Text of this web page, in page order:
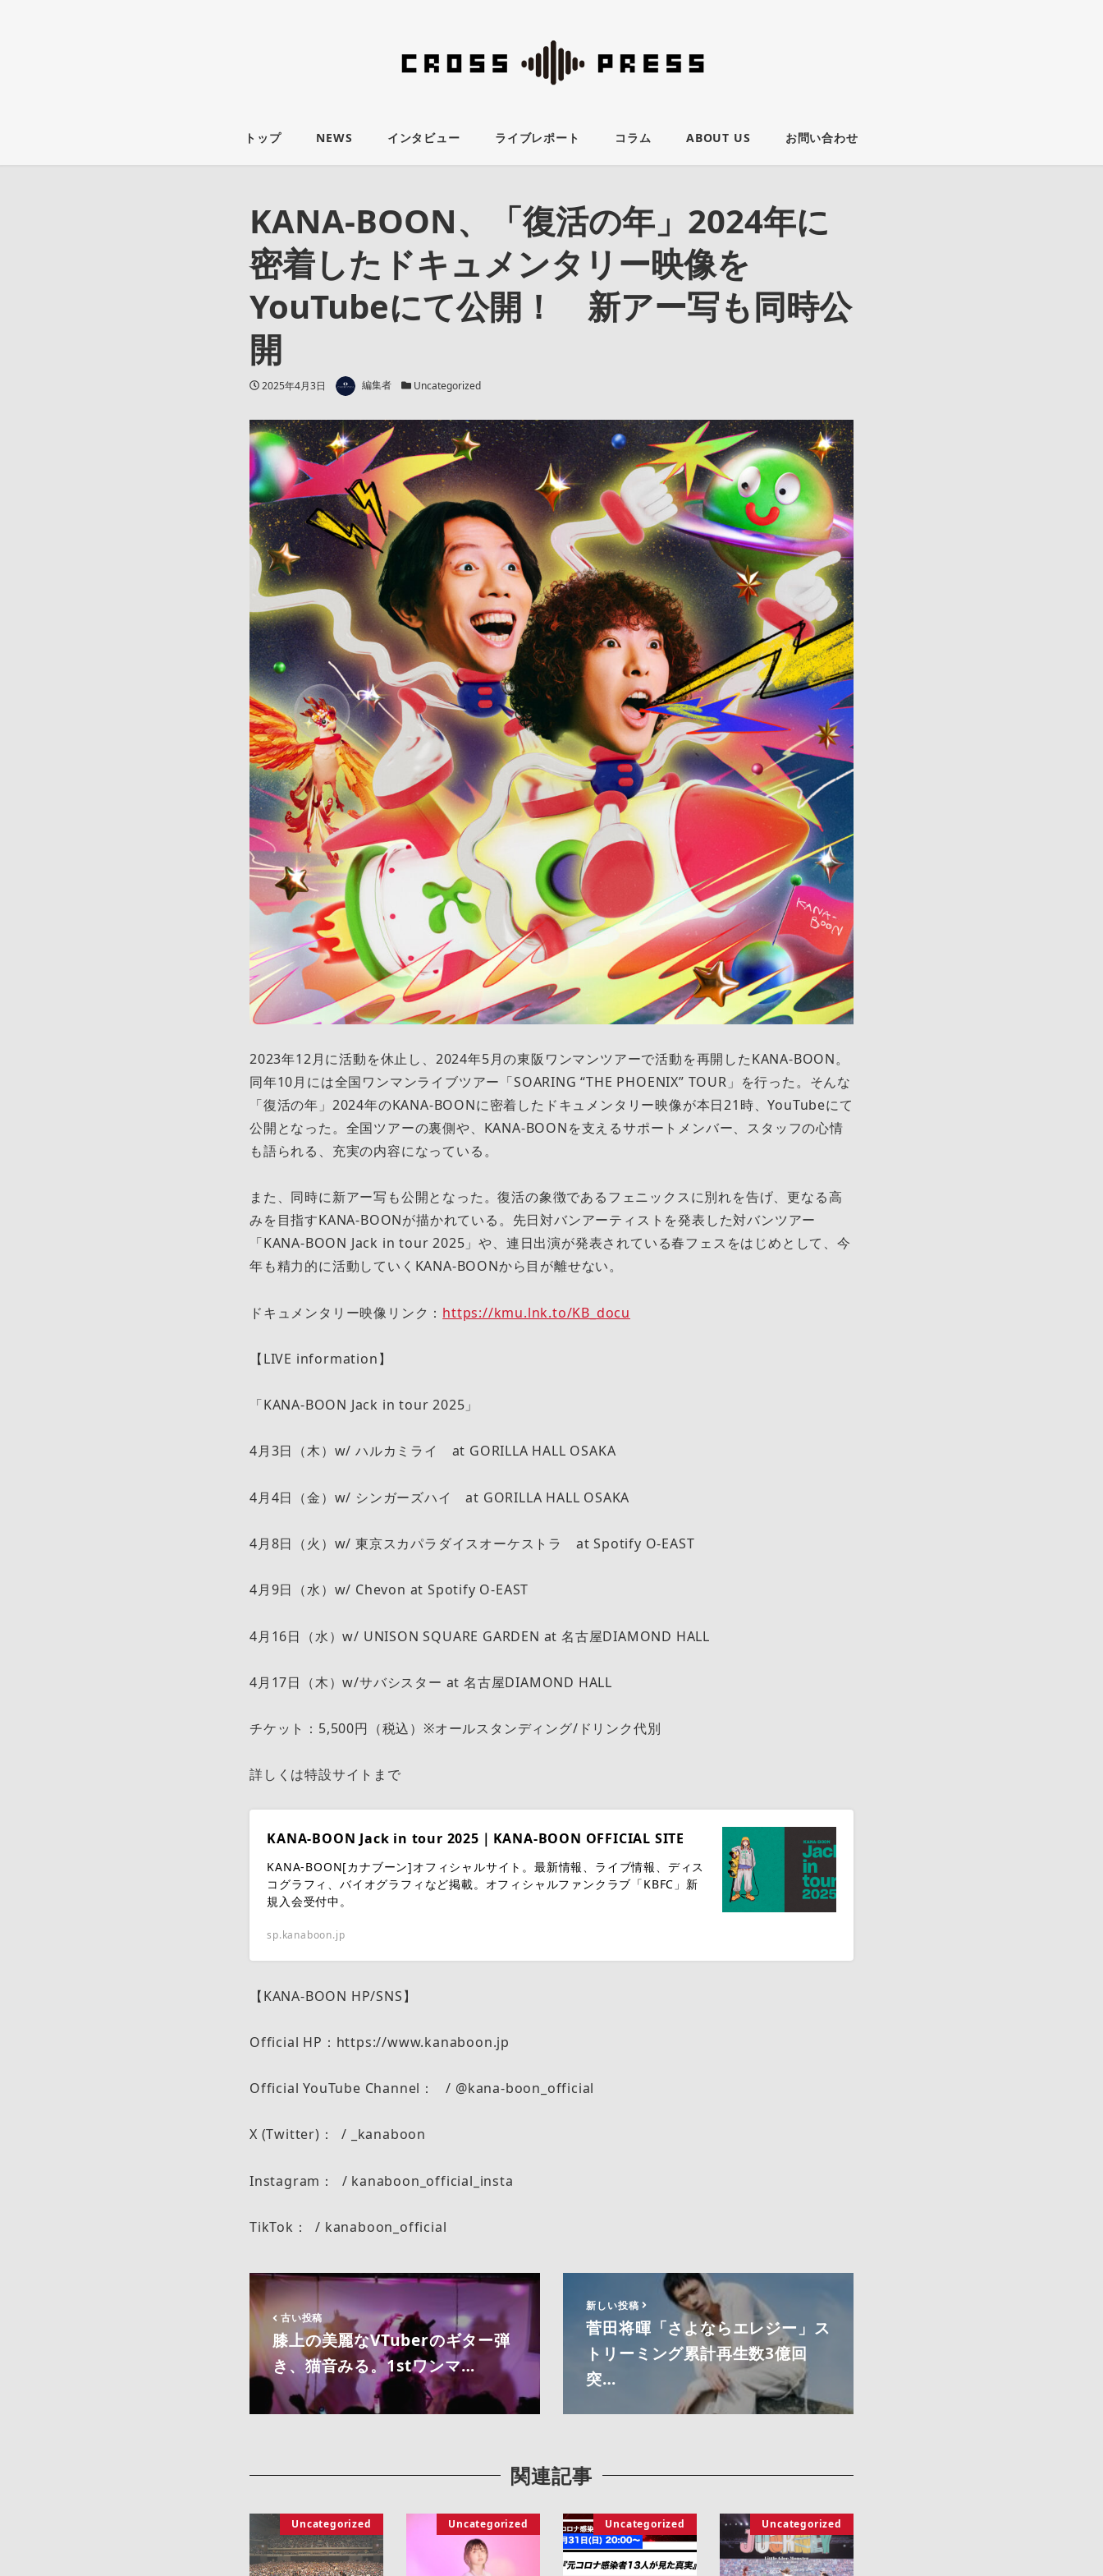
トップ NEWS インタビュー ライブレポート コラム ABOUT US お問い合わせ
KANA-BOON、「復活の年」2024年に
密着したドキュメンタリー映像を
YouTubeにて公開！ 新アー写も同時公
開
投稿日
2025年4月3日 著者 編集者 カテゴリー
Uncategorized
2023年12月に活動を休止し、2024年5月の東阪ワンマンツアーで活動を再開したKANA-BOON。
同年10月には全国ワンマンライブツアー「SOARING “THE PHOENIX” TOUR」を行った。そんな
「復活の年」2024年のKANA-BOONに密着したドキュメンタリー映像が本日21時、YouTubeにて
公開となった。全国ツアーの裏側や、KANA-BOONを支えるサポートメンバー、スタッフの心情
も語られる、充実の内容になっている。
また、同時に新アー写も公開となった。復活の象徴であるフェニックスに別れを告げ、更なる高
みを目指すKANA-BOONが描かれている。先日対バンアーティストを発表した対バンツアー
「KANA-BOON Jack in tour 2025」や、連日出演が発表されている春フェスをはじめとして、今
年も精力的に活動していくKANA-BOONから目が離せない。
ドキュメンタリー映像リンク： https://kmu.lnk.to/KB_docu
【LIVE information】
「KANA-BOON Jack in tour 2025」
4月3日（木）w/ ハルカミライ at GORILLA HALL OSAKA
4月4日（金）w/ シンガーズハイ at GORILLA HALL OSAKA
4月8日（火）w/ 東京スカパラダイスオーケストラ at Spotify O-EAST
4月9日（水）w/ Chevon at Spotify O-EAST
4月16日（水）w/ UNISON SQUARE GARDEN at 名古屋DIAMOND HALL
4月17日（木）w/サバシスター at 名古屋DIAMOND HALL
チケット：5,500円（税込）※オールスタンディング/ドリンク代別
詳しくは特設サイトまで
KANA-BOON Jack in tour 2025｜KANA-BOON OFFICIAL SITE
KANA-BOON[カナブーン]オフィシャルサイト。最新情報、ライブ情報、ディス
コグラフィ、バイオグラフィなど掲載。オフィシャルファンクラブ「KBFC」新
規入会受付中。
sp.kanaboon.jp
【KANA-BOON HP/SNS】
Official HP：https://www.kanaboon.jp
Official YouTube Channel： / @kana-boon_official
X (Twitter)： / _kanaboon
Instagram： / kanaboon_official_insta
TikTok： / kanaboon_official
古い投稿
膝上の美麗なVTuberのギター弾
き、猫音みる。1stワンマ…
新しい投稿
菅田将暉「さよならエレジー」ス
トリーミング累計再生数3億回
突…
関連記事
Uncategorized Uncategorized Uncategorized Uncategorized